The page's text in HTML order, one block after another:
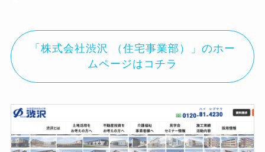
「株式会社渋沢 （住宅事業部）」のホー
ムページはコチラ